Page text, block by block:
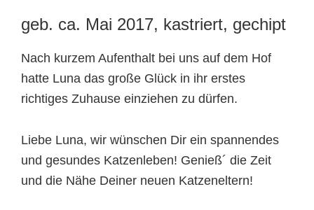
geb. ca. Mai 2017, kastriert, gechipt
Nach kurzem Aufenthalt bei uns auf dem Hof
hatte Luna das große Glück in ihr erstes
richtiges Zuhause einziehen zu dürfen.
Liebe Luna, wir wünschen Dir ein spannendes
und gesundes Katzenleben! Genieß´ die Zeit
und die Nähe Deiner neuen Katzeneltern!